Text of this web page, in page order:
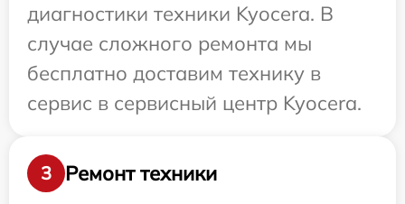
диагностики техники Kyocera. В
случае сложного ремонта мы
бесплатно доставим технику в
сервис в сервисный центр Kyocera.
3
Ремонт техники